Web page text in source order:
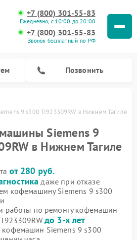
+7 (800) 301-55-83
Ежедневно, с 10:00 до 20:00
+7 (800) 301-55-83
Звонок бесплатный по РФ
Позвонить
9 s300 TI923309RW в Нижнем Тагиле
Siemens 9
в Нижнем Тагиле
от 280 руб.
даже при отказе
кофемашину Siemens 9 s300
работы по ремонту кофемашин
до 3-х лет
Siemens 9 s300